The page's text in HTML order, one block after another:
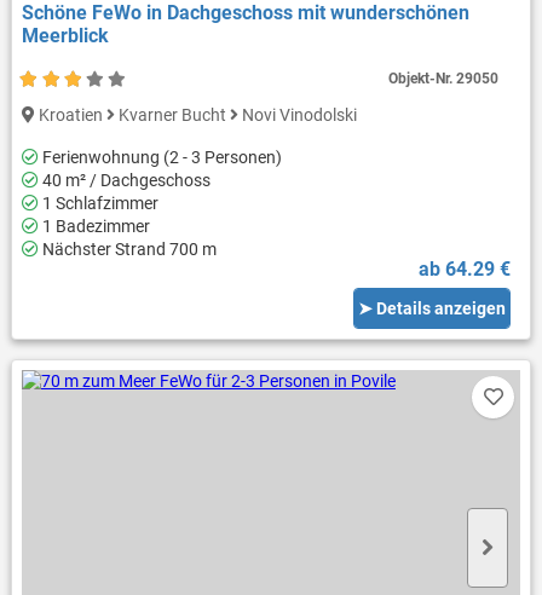
Schöne FeWo in Dachgeschoss mit wunderschönen
Meerblick
Kroatien Kvarner Bucht Novi Vinodolski
Ferienwohnung (2 - 3 Personen)
40 m² / Dachgeschoss
1 Schlafzimmer
1 Badezimmer
Nächster Strand 700 m
ab 64.29 €
➤ Details anzeigen
Objekt-Nr.29050